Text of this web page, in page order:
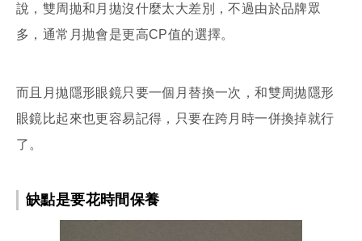
說，雙周拋和月拋沒什麼太大差別，不過由於品牌眾
多，通常月拋會是更高CP值的選擇。
而且月拋隱形眼鏡只要一個月替換一次，和雙周拋隱形
眼鏡比起來也更容易記得，只要在跨月時一併換掉就行
了。
缺點是要花時間保養